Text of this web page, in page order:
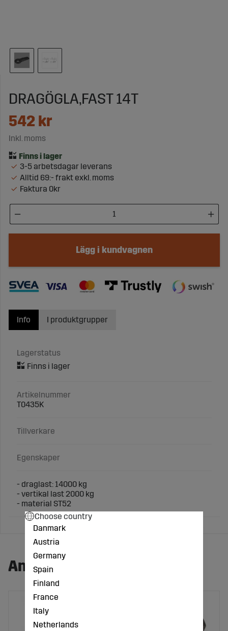
DRAGÖGLA,FAST 14T
542 kr
Inkl. moms
3-5 arbetsdagar leverans
Alltid 69:- frakt exkl. moms
Faktura 0kr
Lägg i kundvagnen
Info
Lagerstatus
Artikelnummer
T0435K
Tillverkare
Egenskaper
- draglast: 14000 kg
- vertikal last 2000 kg
- material ST52
I produktgrupper
Andra köpte även:
Choose country
Danmark
Austria
Germany
Spain
Finland
France
Italy
Netherlands